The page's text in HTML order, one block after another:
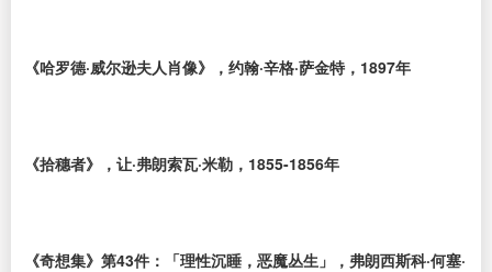
《哈罗德·威尔逊夫人肖像》，约翰·辛格·萨金特，1897年
《拾穗者》，让·弗朗索瓦·米勒，1855-1856年
《奇想集》第43件：「理性沉睡，恶魔丛生」，弗朗西斯科·何塞·